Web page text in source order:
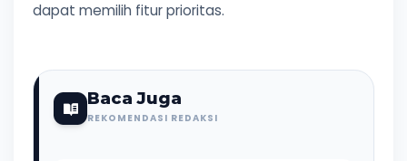
dapat memilih fitur prioritas.
Baca Juga
REKOMENDASI REDAKSI